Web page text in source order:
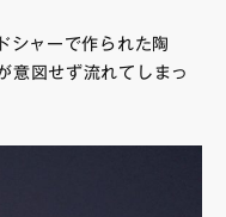
シャーで作られた陶
図せず流れてしまっ